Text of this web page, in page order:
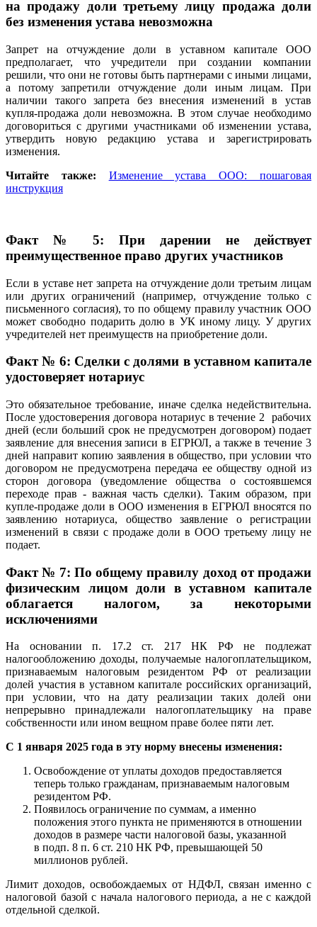
на продажу доли третьему лицу продажа доли
без изменения устава невозможна
Запрет на отчуждение доли в уставном капитале ООО
предполагает, что учредители при создании компании
решили, что они не готовы быть партнерами с иными лицами,
а потому запретили отчуждение доли иным лицам. При
наличии такого запрета без внесения изменений в устав
купля-продажа доли невозможна. В этом случае необходимо
договориться с другими участниками об изменении устава,
утвердить новую редакцию устава и зарегистрировать
изменения.
Читайте также:
Изменение устава ООО: пошаговая
инструкция
Факт № 5: При дарении не действует
преимущественное право других участников
Если в уставе нет запрета на отчуждение доли третьим лицам
или других ограничений (например, отчуждение только с
письменного согласия), то по общему правилу участник ООО
может свободно подарить долю в УК иному лицу. У других
учредителей нет преимуществ на приобретение доли.
Факт № 6: Сделки с долями в уставном капитале
удостоверяет нотариус
Это обязательное требование, иначе сделка недействительна.
После удостоверения договора нотариус в течение 2 рабочих
дней (если больший срок не предусмотрен договором) подает
заявление для внесения записи в ЕГРЮЛ, а также в течение 3
дней направит копию заявления в общество, при условии что
договором не предусмотрена передача ее обществу одной из
сторон договора (уведомление общества о состоявшемся
переходе прав - важная часть сделки). Таким образом, при
купле-продаже доли в ООО изменения в ЕГРЮЛ вносятся по
заявлению нотариуса, общество заявление о регистрации
изменений в связи с продаже доли в ООО третьему лицу не
подает.
Факт № 7: По общему правилу доход от продажи
физическим лицом доли в уставном капитале
облагается налогом, за некоторыми
исключениями
На основании п. 17.2 ст. 217 НК РФ не подлежат
налогообложению доходы, получаемые налогоплательщиком,
признаваемым налоговым резидентом РФ от реализации
долей участия в уставном капитале российских организаций,
при условии, что на дату реализации таких долей они
непрерывно принадлежали налогоплательщику на праве
собственности или ином вещном праве более пяти лет.
С 1 января 2025 года в эту норму внесены изменения:
Освобождение от уплаты доходов предоставляется
теперь только гражданам, признаваемым налоговым
резидентом РФ.
Появилось ограничение по суммам, а именно
положения этого пункта не применяются в отношении
доходов в размере части налоговой базы, указанной
в подп. 8 п. 6 ст. 210 НК РФ, превышающей 50
миллионов рублей.
Лимит доходов, освобождаемых от НДФЛ, связан именно с
налоговой базой с начала налогового периода, а не с каждой
отдельной сделкой.